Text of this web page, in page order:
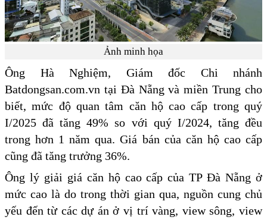
Ảnh minh họa
Ông Hà Nghiệm, Giám đốc Chi nhánh
Batdongsan.com.vn tại Đà Nẵng và miền Trung cho
biết, mức độ quan tâm căn hộ cao cấp trong quý
I/2025 đã tăng 49% so với quý I/2024, tăng đều
trong hơn 1 năm qua. Giá bán của căn hộ cao cấp
cũng đã tăng trưởng 36%.
Ông lý giải giá căn hộ cao cấp của TP Đà Nẵng ở
mức cao là do trong thời gian qua, nguồn cung chủ
yếu đến từ các dự án ở vị trí vàng, view sông, view